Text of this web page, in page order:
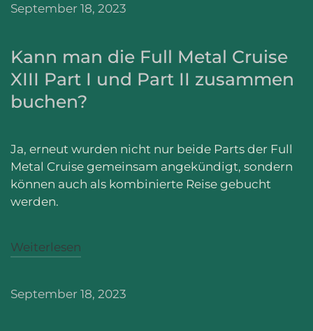
September 18, 2023
Kann man die Full Metal Cruise
XIII Part I und Part II zusammen
buchen?
Ja, erneut wurden nicht nur beide Parts der Full
Metal Cruise gemeinsam angekündigt, sondern
können auch als kombinierte Reise gebucht
werden.
Weiterlesen
September 18, 2023